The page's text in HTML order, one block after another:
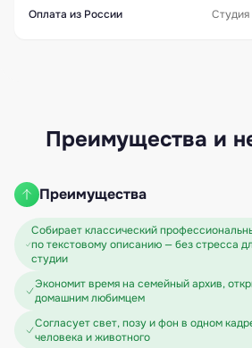
Оплата из России Студия
Преимущества и
Преимущества
Собирает классический
по текстовому описанию — без стресса
студии
Экономит время на семейный архив,
домашним любимцем
Согласует свет, позу и фон в одном
человека и животного